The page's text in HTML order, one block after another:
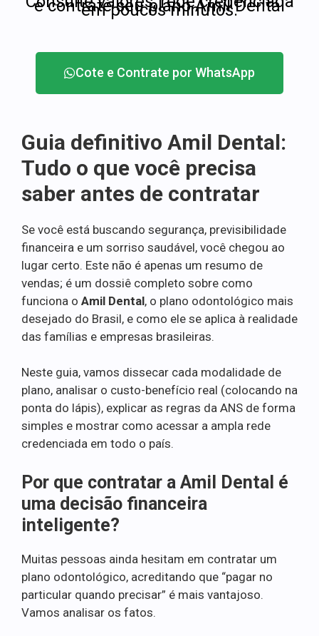
e contrate seu plano Amil Dental
em poucos minutos.
Cote e Contrate por WhatsApp
Guia definitivo Amil Dental:
Tudo o que você precisa
saber antes de contratar
Se você está buscando segurança, previsibilidade
financeira e um sorriso saudável, você chegou ao
lugar certo. Este não é apenas um resumo de
vendas; é um dossiê completo sobre como
funciona o Amil Dental, o plano odontológico mais
desejado do Brasil, e como ele se aplica à realidade
das famílias e empresas brasileiras.
Neste guia, vamos dissecar cada modalidade de
plano, analisar o custo-benefício real (colocando na
ponta do lápis), explicar as regras da ANS de forma
simples e mostrar como acessar a ampla rede
credenciada em todo o país.
Por que contratar a Amil Dental é
uma decisão financeira
inteligente?
Muitas pessoas ainda hesitam em contratar um
plano odontológico, acreditando que “pagar no
particular quando precisar” é mais vantajoso.
Vamos analisar os fatos.